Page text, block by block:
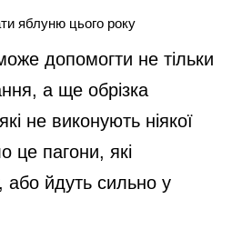
яблуню цього року
допомогти не тільки
а ще обрізка
не виконують ніякої
це пагони, які
або йдуть сильно у